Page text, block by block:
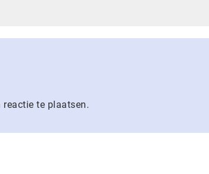
reactie te plaatsen.